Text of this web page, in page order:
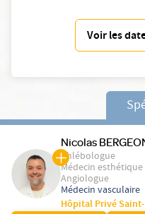
Voir les
Nicolas
Phlébologue
Médecin esthétique
Angiologue
Médecin vasculaire
Hôpital Privé